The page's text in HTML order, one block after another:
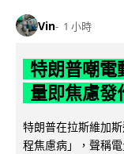
Vin 1 小時
特朗普嘲電
量即焦慮發
特朗普在拉斯維加
程焦慮病」，聲稱